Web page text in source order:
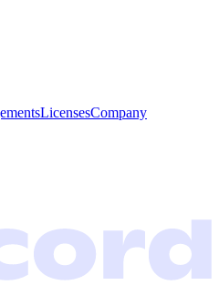
LicensesCompany